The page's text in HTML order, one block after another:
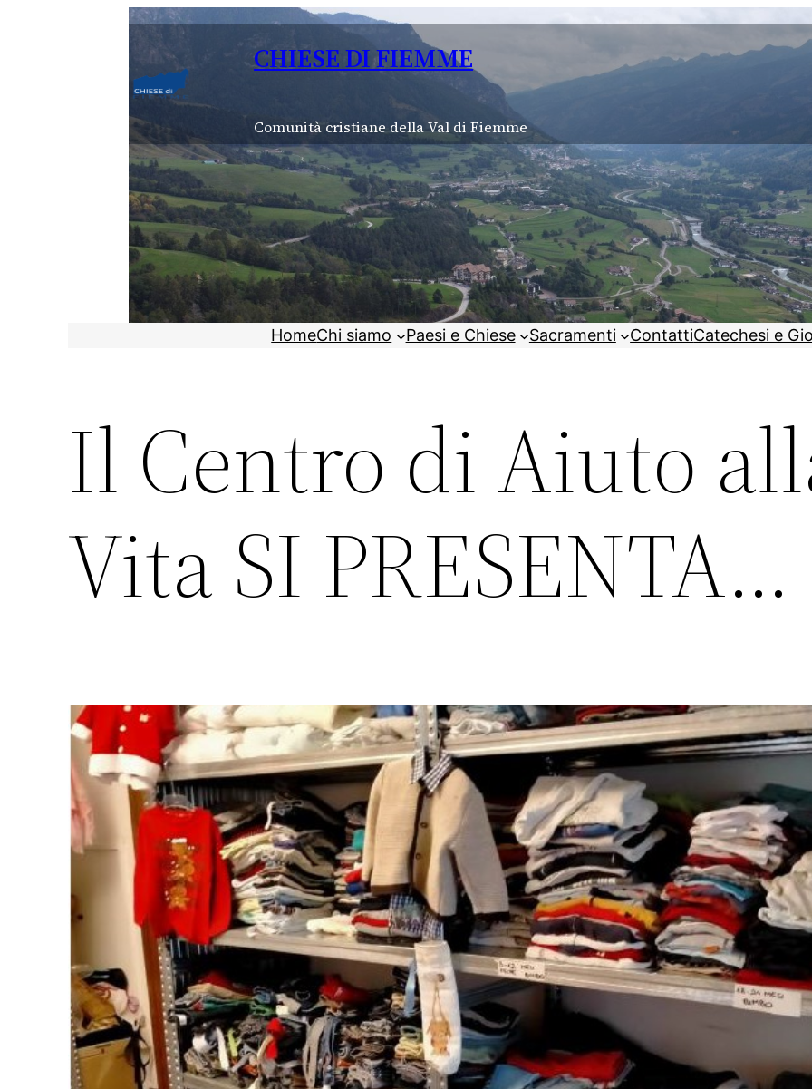
CHIESE DI FIEMME
Comunità cristiane della Val di Fiemme
HomeChi siamo Paesi e Chiese Sacramenti ContattiCatechesi e
Il Centro di Aiuto
Vita SI PRESENTA…